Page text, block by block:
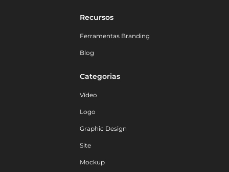
Recursos
Ferramentas Branding
Blog
Categorias
Vídeo
Logo
Graphic Design
Site
Mockup